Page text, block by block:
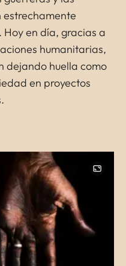
estrechamente
Hoy en día, gracias a
humanitarias,
dejando huella como
en proyectos